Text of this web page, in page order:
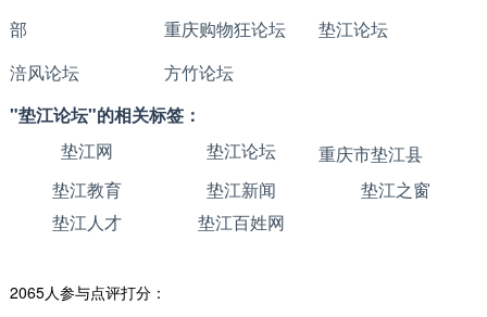
部
重庆购物狂论坛
垫江论坛
涪风论坛
方竹论坛
"垫江论坛"的相关标签：
垫江网
垫江论坛
重庆市垫江县
垫江教育
垫江新闻
垫江之窗
垫江人才
垫江百姓网
2065人参与点评打分：